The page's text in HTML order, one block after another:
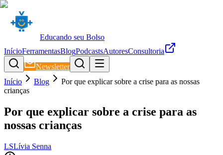
Educando seu Bolso
InícioFerramentasBlogPodcastsAutoresConsultoria
Newsletter
Início
Blog
Por que explicar sobre a crise para as nossas
crianças
Por que explicar sobre a crise para as
nossas crianças
LSLívia Senna